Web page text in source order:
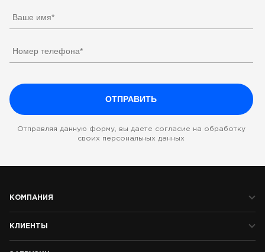
Отправляя данную форму, вы даете согласие на обработку
своих персональных данных
КОМПАНИЯ
КЛИЕНТЫ